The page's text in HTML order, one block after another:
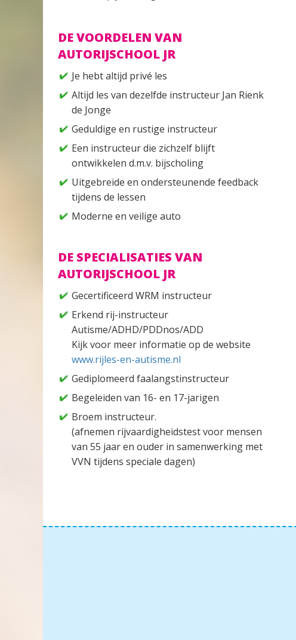
DE VOORDELEN VAN
AUTORIJSCHOOL JR
Je hebt altijd privé les
Altijd les van dezelfde instructeur Jan Rienk
de Jonge
Geduldige en rustige instructeur
Een instructeur die zichzelf blijft
ontwikkelen d.m.v. bijscholing
Uitgebreide en ondersteunende feedback
tijdens de lessen
Moderne en veilige auto
DE SPECIALISATIES VAN
AUTORIJSCHOOL JR
Gecertificeerd WRM instructeur
Erkend rij-instructeur
Autisme/ADHD/PDDnos/ADD
Kijk voor meer informatie op de website
www.rijles-en-autisme.nl
Gediplomeerd faalangstinstructeur
Begeleiden van 16- en 17-jarigen
Broem instructeur.
(afnemen rijvaardigheidstest voor mensen
van 55 jaar en ouder in samenwerking met
VVN tijdens speciale dagen)